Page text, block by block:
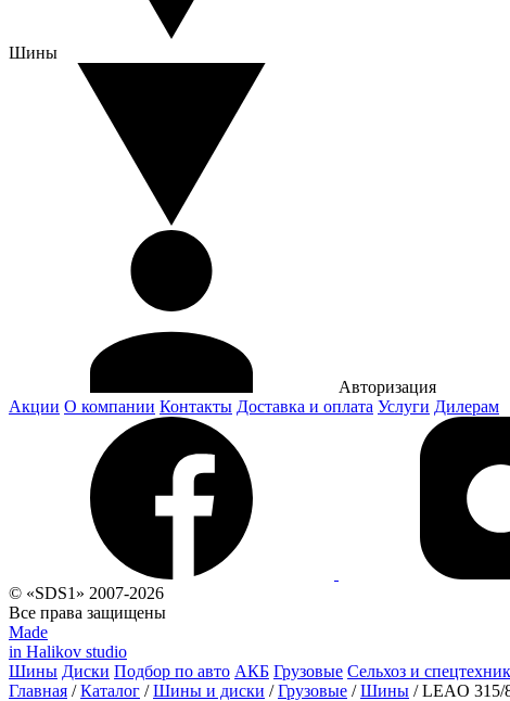
Шины
Авторизация
Акции О компании Контакты Доставка и оплата Услуги Дилерам
© «SDS1» 2007-2026
Все права защищены
Made
in Halikov studio
Шины Диски Подбор по авто АКБ Грузовые Сельхоз и
Главная / Каталог / Шины и диски / Грузовые / Шины / LEAO 315/